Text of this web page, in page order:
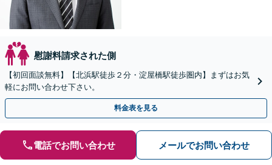
慰謝料請求された側
【初回面談無料】【北浜駅徒歩２分・淀屋橋駅徒歩圏内】まずはお気
軽にお問い合わせ下さい。
料金表を見る
電話でお問い合わせ メールでお問い合わせ